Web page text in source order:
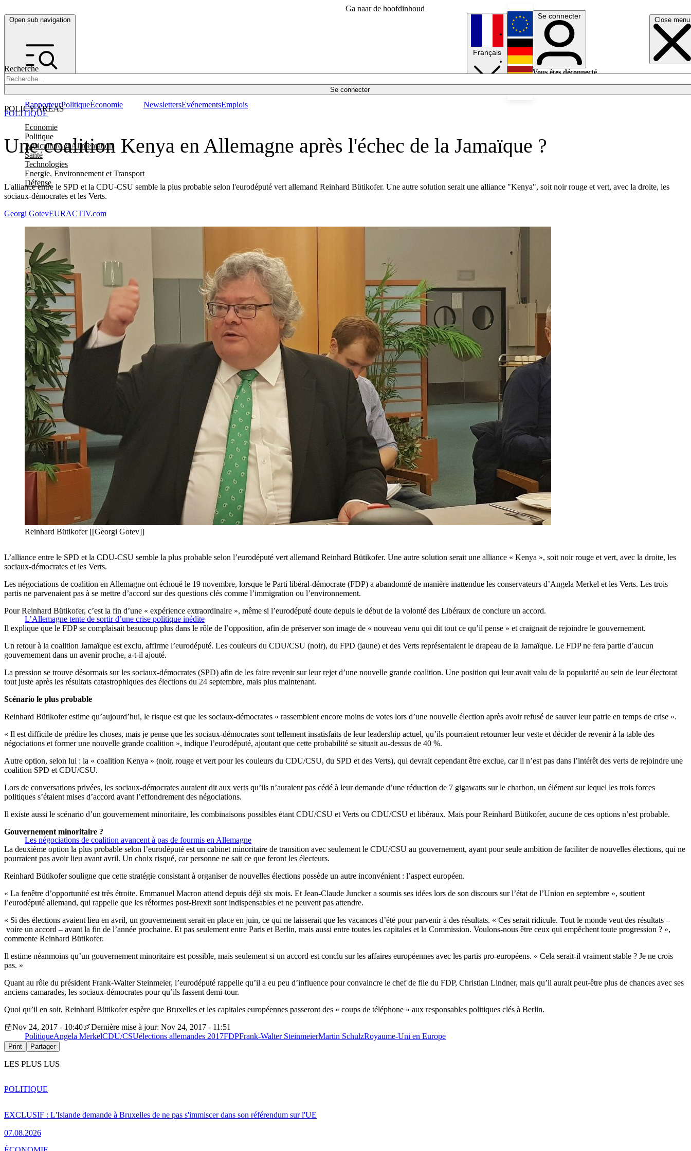
Ga naar de hoofdinhoud
Open sub navigation Close menu
Recherche
Se connecter
POLICY AREAS
Economie
Politique
Agriculture et Alimentation
Santé
Technologies
Energie, Environnement et Transport
Défense
RapporteurPolitiqueÉconomie NewslettersEvénementsEmplois
Français
English
Deutsch
Se connecter
Vous êtes déconnecté.
Une coalition Kenya en Allemagne après l'échec de la Jamaïque ?
L'alliance entre le SPD et la CDU-CSU semble la plus probable selon l'eurodéputé vert allemand Reinhard Bütikofer. Une autre solution serait une alliance "Kenya", soit noir rouge et vert, avec la droite, les
sociaux-démocrates et les Verts.
POLITIQUE
Georgi GotevEURACTIV.com
Reinhard Bütikofer [[Georgi Gotev]]
L’alliance entre le SPD et la CDU-CSU semble la plus probable selon l’eurodéputé vert allemand Reinhard Bütikofer. Une autre solution serait une alliance « Kenya », soit noir rouge et vert, avec la droite, les
sociaux-démocrates et les Verts.
Les négociations de coalition en Allemagne ont échoué le 19 novembre, lorsque le Parti libéral-démocrate (FDP) a abandonné de manière inattendue les conservateurs d’Angela Merkel et les Verts. Les trois
partis ne parvenaient pas à se mettre d’accord sur des questions clés comme l’immigration ou l’environnement.
L’Allemagne tente de sortir d’une crise politique inédite
Pour Reinhard Bütikofer, c’est la fin d’une « expérience extraordinaire », même si l’eurodéputé doute depuis le début de la volonté des Libéraux de conclure un accord.
Il explique que le FDP se complaisait beaucoup plus dans le rôle de l’opposition, afin de préserver son image de « nouveau venu qui dit tout ce qu’il pense » et craignait de rejoindre le gouvernement.
Un retour à la coalition Jamaïque est exclu, affirme l’eurodéputé. Les couleurs du CDU/CSU (noir), du FPD (jaune) et des Verts représentaient le drapeau de la Jamaïque. Le FDP ne fera partie d’aucun
gouvernement dans un avenir proche, a-t-il ajouté.
La pression se trouve désormais sur les sociaux-démocrates (SPD) afin de les faire revenir sur leur rejet d’une nouvelle grande coalition. Une position qui leur avait valu de la popularité au sein de leur électorat
tout juste après les résultats catastrophiques des élections du 24 septembre, mais plus maintenant.
Scénario le plus probable
Reinhard Bütikofer estime qu’aujourd’hui, le risque est que les sociaux-démocrates « rassemblent encore moins de votes lors d’une nouvelle élection après avoir refusé de sauver leur patrie en temps de crise ».
« Il est difficile de prédire les choses, mais je pense que les sociaux-démocrates sont tellement insatisfaits de leur leadership actuel, qu’ils pourraient retourner leur veste et décider de revenir à la table des
négociations et former une nouvelle grande coalition », indique l’eurodéputé, ajoutant que cette probabilité se situait au-dessus de 40 %.
Autre option, selon lui : la « coalition Kenya » (noir, rouge et vert pour les couleurs du CDU/CSU, du SPD et des Verts), qui devrait cependant être exclue, car il n’est pas dans l’intérêt des verts de rejoindre une
coalition SPD et CDU/CSU.
Lors de conversations privées, les sociaux-démocrates auraient dit aux verts qu’ils n’auraient pas cédé à leur demande d’une réduction de 7 gigawatts sur le charbon, un élément sur lequel les trois forces
politiques s’étaient mises d’accord avant l’effondrement des négociations.
Il existe aussi le scénario d’un gouvernement minoritaire, les combinaisons possibles étant CDU/CSU et Verts ou CDU/CSU et libéraux. Mais pour Reinhard Bütikofer, aucune de ces options n’est probable.
Les négociations de coalition avancent à pas de fourmis en Allemagne
Gouvernement minoritaire ?
La deuxième option la plus probable selon l’eurodéputé est un cabinet minoritaire de transition avec seulement le CDU/CSU au gouvernement, ayant pour seule ambition de faciliter de nouvelles élections, qui ne
pourraient pas avoir lieu avant avril. Un choix risqué, car personne ne sait ce que feront les électeurs.
Reinhard Bütikofer souligne que cette stratégie consistant à organiser de nouvelles élections possède un autre inconvénient : l’aspect européen.
« La fenêtre d’opportunité est très étroite. Emmanuel Macron attend depuis déjà six mois. Et Jean-Claude Juncker a soumis ses idées lors de son discours sur l’état de l’Union en septembre », soutient
l’eurodéputé allemand, qui rappelle que les réformes post-Brexit sont indispensables et ne peuvent pas attendre.
« Si des élections avaient lieu en avril, un gouvernement serait en place en juin, ce qui ne laisserait que les vacances d’été pour parvenir à des résultats. « Ces serait ridicule. Tout le monde veut des résultats –
voire un accord – avant la fin de l’année prochaine. Et pas seulement entre Paris et Berlin, mais aussi entre toutes les capitales et la Commission. Voulons-nous être ceux qui empêchent toute progression ? »,
commente Reinhard Bütikofer.
Il estime néanmoins qu’un gouvernement minoritaire est possible, mais seulement si un accord est conclu sur les affaires européennes avec les partis pro-européens. « Cela serait-il vraiment stable ? Je ne crois
pas. »
Quant au rôle du président Frank-Walter Steinmeier, l’eurodéputé rappelle qu’il a eu peu d’influence pour convaincre le chef de file du FDP, Christian Lindner, mais qu’il aurait peut-être plus de chances avec ses
anciens camarades, les sociaux-démocrates pour qu’ils fassent demi-tour.
Quoi qu’il en soit, Reinhard Bütikofer espère que Bruxelles et les capitales européennes passeront des « coups de téléphone » aux responsables politiques clés à Berlin.
Nov 24, 2017 - 10:40
Dernière mise à jour: Nov 24, 2017 - 11:51
PolitiqueAngela MerkelCDU/CSUélections allemandes 2017FDPFrank-Walter SteinmeierMartin SchulzRoyaume-Uni en Europe
Print Partager
LES PLUS LUS
EXCLUSIF : L'Islande demande à Bruxelles de ne pas s'immiscer dans son référendum sur l'UE
07.08.2026
POLITIQUE